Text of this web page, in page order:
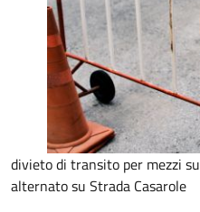
divieto di transito per mezzi
alternato su Strada Casarole